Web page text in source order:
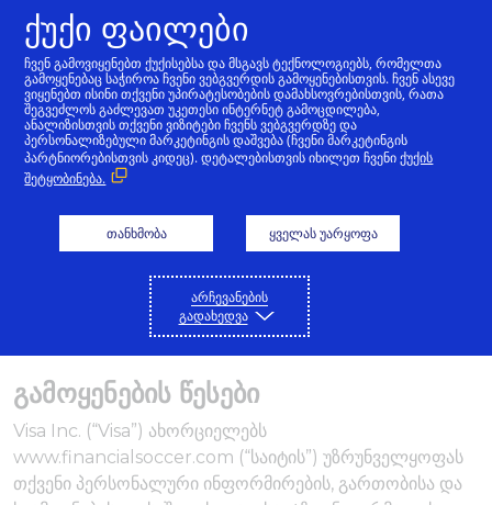
ქართული
გამოყენების წესები
Visa Inc. (“Visa”) ახორციელებს
www.financialsoccer.com (“საიტის”) უზრუნველყოფას
თქვენი პერსონალური ინფორმირების, გართობისა და
ქუქი ფაილები
ჩვენ გამოვიყენებთ ქუქისებსა და მსგავს ტექნოლოგიებს, რომელთა
გამოყენებაც საჭიროა ჩვენი ვებგვერდის გამოყენებისთვის. ჩვენ ასევე
ვიყენებთ ისინი თქვენი უპირატესობების დამახსოვრებისთვის, რათა
შეგვეძლოს გაძლევათ უკეთესი ინტერნეტ გამოცდილება,
ანალიზისთვის თქვენი ვიზიტები ჩვენს ვებგვერდზე და
პერსონალიზებული მარკეტინგის დაშვება (ჩვენი მარკეტინგის
პარტნიორებისთვის კიდეც). დეტალებისთვის იხილეთ ჩვენიქუქის
შეტყობინება.
თანხმობა ყველას უარყოფა
არჩევანების
გადახედვა